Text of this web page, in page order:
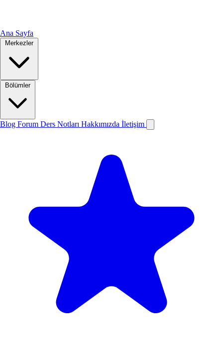
Ana Sayfa
Merkezler
Bölümler
Blog Forum Ders Notları Hakkımızda İletişim